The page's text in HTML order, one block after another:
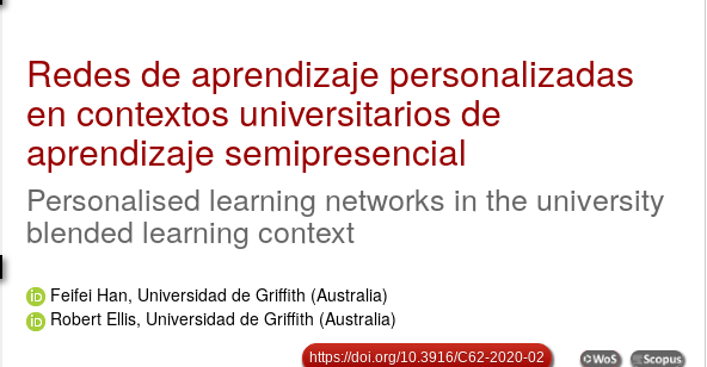
Redes de aprendizaje personalizadas
en contextos universitarios de
aprendizaje semipresencial
Personalised learning networks in the university
blended learning context
Feifei Han, Universidad de Griffith (Australia)
Robert Ellis, Universidad de Griffith (Australia)
https://doi.org/10.3916/C62-2020-02